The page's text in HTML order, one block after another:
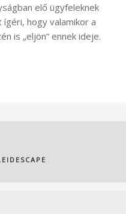
elő ügyfeleknek
hogy valamikor a
is „eljön” ennek ideje.